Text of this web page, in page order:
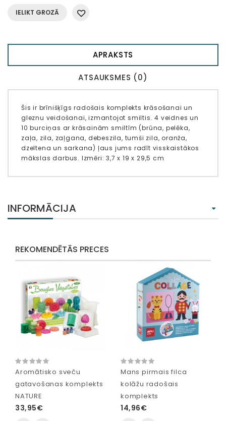
IELIKT GROZĀ
APRAKSTS
ATSAUKSMES (0)
Šis ir brīnišķīgs radošais komplekts krāsošanai un
gleznu veidošanai, izmantojot smiltis. 4 veidnes un
10 burciņas ar krāsainām smiltīm (brūna, pelēka,
zaļa, zila, zaļgana, debeszila, tumši zila, oranža,
dzeltena un sarkana) ļaus jums radīt visskaistākos
mākslas darbus. Izmēri: 3,7 x 19 x 29,5 cm
INFORMĀCIJA
REKOMENDĒTĀS PRECES
Aromātisko sveču
gatavošanas komplekts
NATURE
33,95€
Mans pirmais filca
kolāžu radošais
komplekts
14,96€